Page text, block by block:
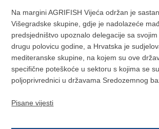
Na margini AGRIFISH Vijeća održan je
Višegradske skupine, gdje je nadolazeće
predsjedništvo upoznalo delegacije sa
drugu polovicu godine, a Hrvatska je
mediteranske skupine, na kojem su ove
specifične poteškoće u sektoru s kojima se
poljoprivrednici u državama Sredozemnog
Pisane vijesti